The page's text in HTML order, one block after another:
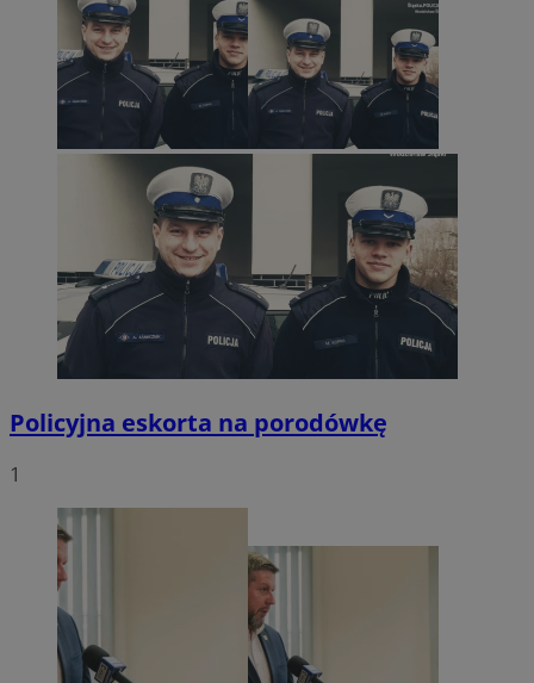
Policyjna eskorta na porodówkę
1